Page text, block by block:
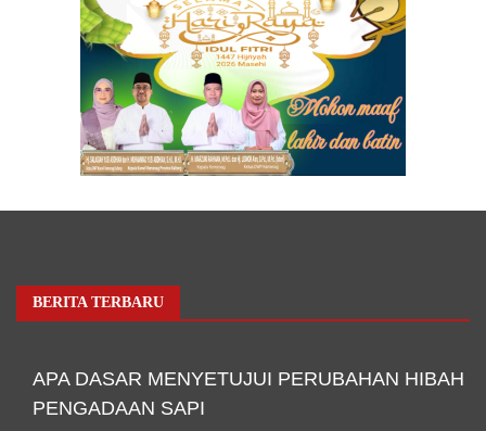
BERITA TERBARU
APA DASAR MENYETUJUI PERUBAHAN HIBAH
PENGADAAN SAPI